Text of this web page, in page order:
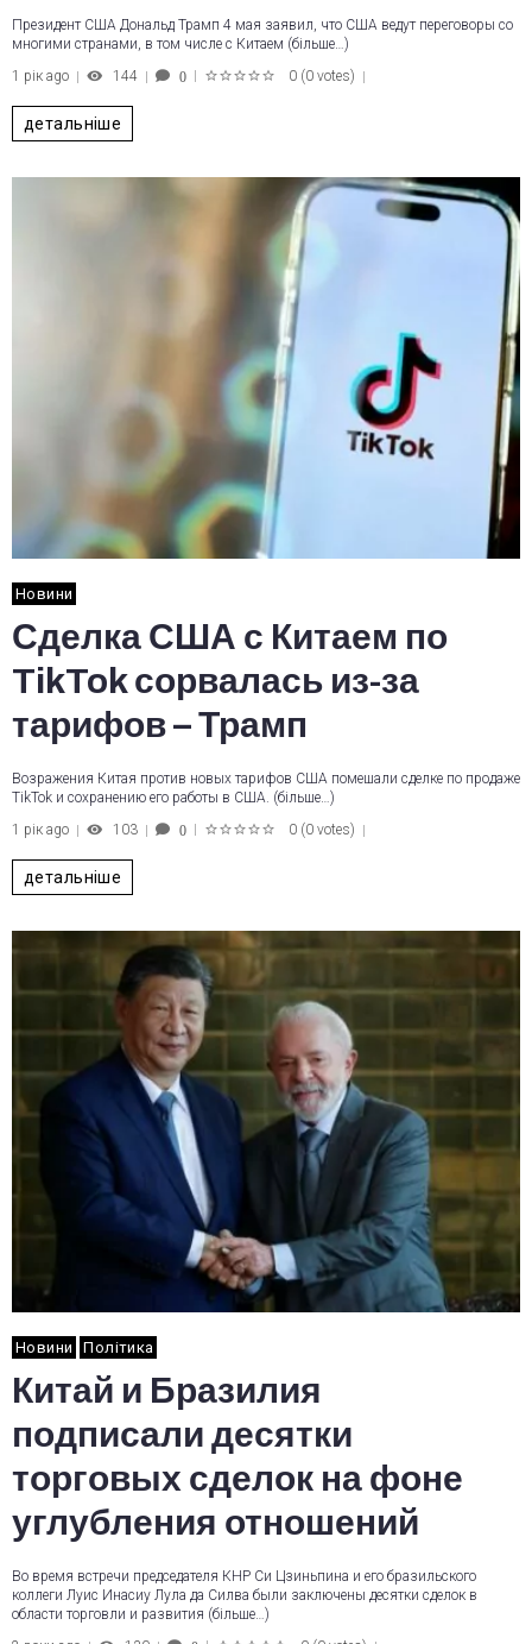
Президент США Дональд Трамп 4 мая заявил, что США ведут переговоры со
многими странами, в том числе с Китаем (більше…)
1 рік ago
144 0 0 (0 votes)
детальніше
Новини
Сделка США с Китаем по
TikTok сорвалась из-за
тарифов – Трамп
Возражения Китая против новых тарифов США помешали сделке по продаже
TikTok и сохранению его работы в США. (більше…)
1 рік ago
103 0 0 (0 votes)
детальніше
Новини Політика
Китай и Бразилия
подписали десятки
торговых сделок на фоне
углубления отношений
Во время встречи председателя КНР Си Цзиньпина и его бразильского
коллеги Луис Инасиу Лула да Силва были заключены десятки сделок в
области торговли и развития (більше…)